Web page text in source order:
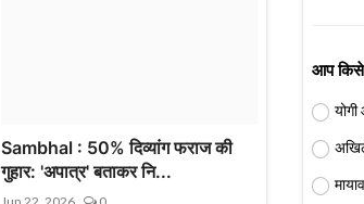
Sambhal : 50% दिव्यांग फराज की
गुहार: 'अपात्र' बताकर नि...
आप किसे